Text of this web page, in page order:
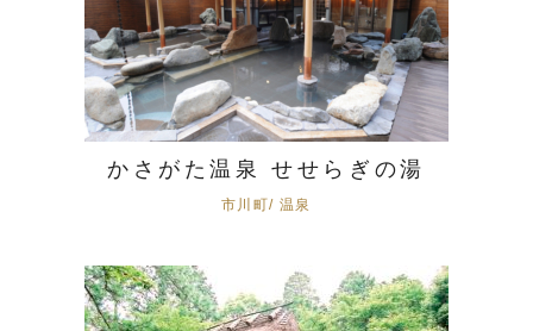
かさがた温泉 せせらぎの湯
市川町/ 温泉